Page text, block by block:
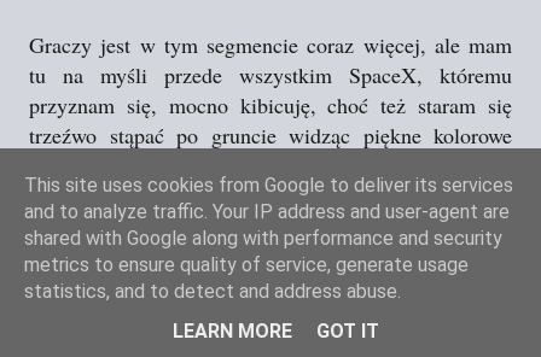
Graczy jest w tym segmencie coraz więcej, ale mam
tu na myśli przede wszystkim SpaceX, któremu
przyznam się, mocno kibicuję, choć też staram się
trzeźwo stąpać po gruncie widząc piękne kolorowe
przedsiębiorstwu dokonać w skrajnie krótkich
okresach czasu. Nie brakowało również i tu bowiem
wpadek czy obsunięć w realizacji odważnych celów, z
których najambitniejsze nadal leżą w sferze marzeń,
ale nie zmienia to faktu, że zaczynają się tu
urzeczywistniać wydarzenia, których jeszcze dekadę
This site uses cookies from Google to deliver its services
and to analyze traffic. Your IP address and user-agent are
shared with Google along with performance and security
metrics to ensure quality of service, generate usage
statistics, and to detect and address abuse.
LEARN MORE
GOT IT